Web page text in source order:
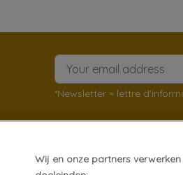
*Newsletter = lettre
À
Wij en onze partners